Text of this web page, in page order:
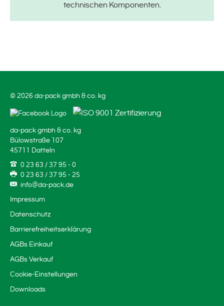
technischen Komponenten.
© 2026 da-pack gmbh & co. kg
da-pack gmbh & co. kg
Bülowstraße 107
45711 Datteln
0 23 63 / 37 95 - 0
0 23 63 / 37 95 - 25
info@da-pack.de
Impressum
Datenschutz
Barrierefreiheitserklärung
AGBs Einkauf
AGBs Verkauf
Cookie-Einstellungen
Downloads